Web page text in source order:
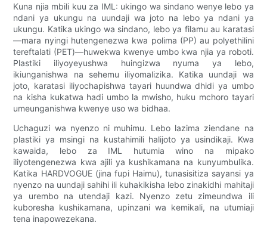
Kuna njia mbili kuu za IML: ukingo wa sindano wenye lebo ya
ndani ya ukungu na uundaji wa joto na lebo ya ndani ya
ukungu. Katika ukingo wa sindano, lebo ya filamu au karatasi
—mara nyingi hutengenezwa kwa polima (PP) au polyethilini
tereftalati (PET)—huwekwa kwenye umbo kwa njia ya roboti.
Plastiki iliyoyeyushwa huingizwa nyuma ya lebo,
ikiunganishwa na sehemu iliyomalizika. Katika uundaji wa
joto, karatasi iliyochapishwa tayari huundwa dhidi ya umbo
na kisha kukatwa hadi umbo la mwisho, huku mchoro tayari
umeunganishwa kwenye uso wa bidhaa.
Uchaguzi wa nyenzo ni muhimu. Lebo lazima ziendane na
plastiki ya msingi na kustahimili halijoto ya usindikaji. Kwa
kawaida, lebo za IML hutumia wino na mipako
iliyotengenezwa kwa ajili ya kushikamana na kunyumbulika.
Katika HARDVOGUE (jina fupi Haimu), tunasisitiza sayansi ya
nyenzo na uundaji sahihi ili kuhakikisha lebo zinakidhi mahitaji
ya urembo na utendaji kazi. Nyenzo zetu zimeundwa ili
kuboresha kushikamana, upinzani wa kemikali, na utumiaji
tena inapowezekana.